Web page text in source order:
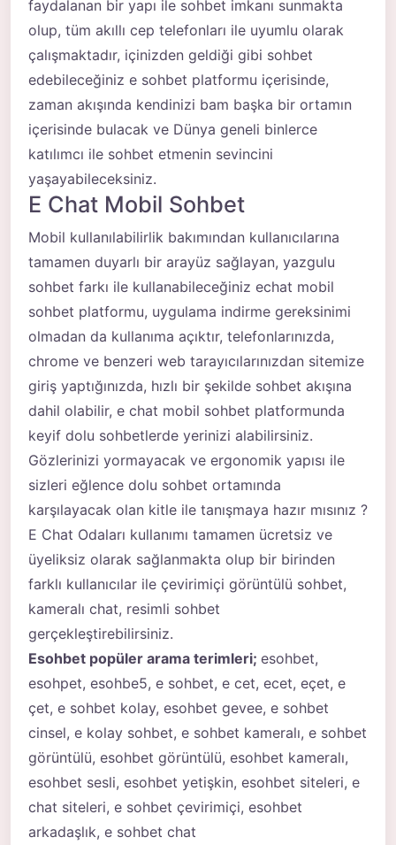
faydalanan bir yapı ile sohbet imkanı sunmakta
olup, tüm akıllı cep telefonları ile uyumlu olarak
çalışmaktadır, içinizden geldiği gibi sohbet
edebileceğiniz e sohbet platformu içerisinde,
zaman akışında kendinizi bam başka bir ortamın
içerisinde bulacak ve Dünya geneli binlerce
katılımcı ile sohbet etmenin sevincini
yaşayabileceksiniz.
E Chat Mobil Sohbet
Mobil kullanılabilirlik bakımından kullanıcılarına
tamamen duyarlı bir arayüz sağlayan, yazgulu
sohbet farkı ile kullanabileceğiniz echat mobil
sohbet platformu, uygulama indirme gereksinimi
olmadan da kullanıma açıktır, telefonlarınızda,
chrome ve benzeri web tarayıcılarınızdan sitemize
giriş yaptığınızda, hızlı bir şekilde sohbet akışına
dahil olabilir, e chat mobil sohbet platformunda
keyif dolu sohbetlerde yerinizi alabilirsiniz.
Gözlerinizi yormayacak ve ergonomik yapısı ile
sizleri eğlence dolu sohbet ortamında
karşılayacak olan kitle ile tanışmaya hazır mısınız ?
E Chat Odaları kullanımı tamamen ücretsiz ve
üyeliksiz olarak sağlanmakta olup bir birinden
farklı kullanıcılar ile çevirimiçi görüntülü sohbet,
kameralı chat, resimli sohbet
gerçekleştirebilirsiniz.
Esohbet popüler arama terimleri; esohbet,
esohpet, esohbe5, e sohbet, e cet, ecet, eçet, e
çet, e sohbet kolay, esohbet gevee, e sohbet
cinsel, e kolay sohbet, e sohbet kameralı, e sohbet
görüntülü, esohbet görüntülü, esohbet kameralı,
esohbet sesli, esohbet yetişkin, esohbet siteleri, e
chat siteleri, e sohbet çevirimiçi, esohbet
arkadaşlık, e sohbet chat